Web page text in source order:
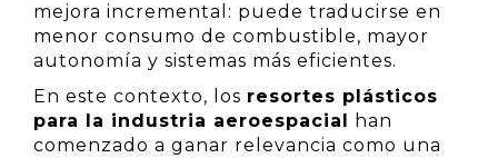
mejora incremental: puede traducirse en
menor consumo de combustible, mayor
autonomía y sistemas más eficientes.
En este contexto, los resortes plásticos
para la industria aeroespacial han
comenzado a ganar relevancia como una